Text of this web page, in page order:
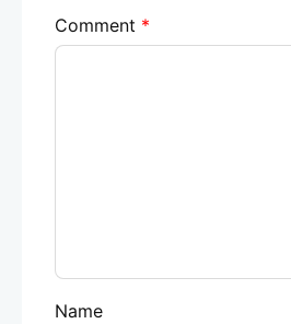
Comment *
Name